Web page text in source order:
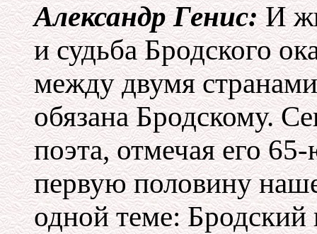
Александр Генис:И
и судьба Бродского
между двумя
обязана Бродскому.
поэта, отмечая его
первую половину
одной теме: